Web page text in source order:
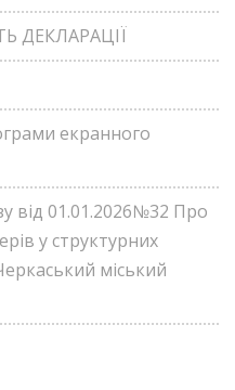
ДЕКЛАРАЦІЇ
екранного
від 01.01.2026№32 Про
у структурних
міський